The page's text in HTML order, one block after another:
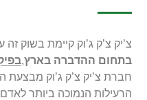
צ’יק צ’ק ג’וק קיימת בשוק
בתחום ההדברה בארץ,
חברת צ’יק צ’ק ג’וק מבצעת
הרעילות הנמוכה ביותר